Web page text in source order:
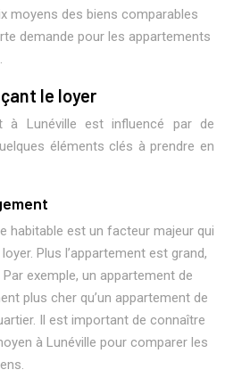
moyens des biens comparables
demande pour les appartements
le loyer
à Lunéville est influencé par de
éléments clés à prendre en
habitable est un facteur majeur qui
Plus l’appartement est grand,
exemple, un appartement de
plus cher qu’un appartement de
Il est important de connaître
à Lunéville pour comparer les